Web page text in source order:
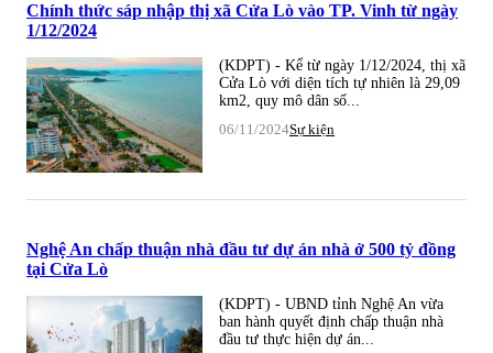
Chính thức sáp nhập thị xã Cửa Lò vào TP. Vinh từ ngày
1/12/2024
(KDPT) - Kể từ ngày 1/12/2024, thị xã
Cửa Lò với diện tích tự nhiên là 29,09
km2, quy mô dân số...
06/11/2024Sự kiện
Nghệ An chấp thuận nhà đầu tư dự án nhà ở 500 tỷ đồng
tại Cửa Lò
(KDPT) - UBND tỉnh Nghệ An vừa
ban hành quyết định chấp thuận nhà
đầu tư thực hiện dự án...